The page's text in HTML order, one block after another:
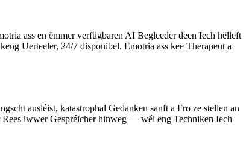
ass en ëmmer verfügbaren AI Begleeder deen Iech hëlleft
Uerteeler, 24/7 disponibel. Emotria ass kee Therapeut a
ausléist, katastrophal Gedanken sanft a Fro ze stellen an
iwwer Gespréicher hinweg — wéi eng Techniken Iech